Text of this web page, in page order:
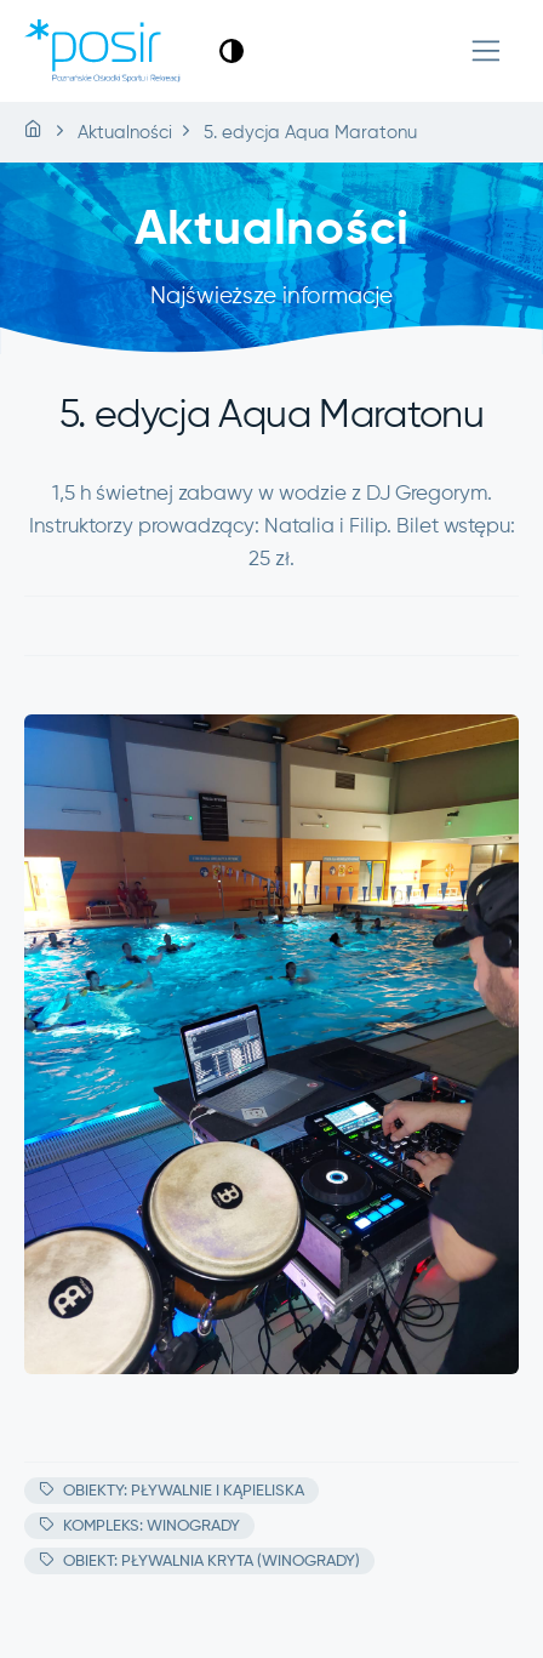
Aktualności 5. edycja Aqua Maratonu
Aktualności
Najświeższe informacje
5. edycja Aqua Maratonu
1,5 h świetnej zabawy w wodzie z DJ Gregorym.
Instruktorzy prowadzący: Natalia i Filip. Bilet wstępu:
25 zł.
OBIEKTY: PŁYWALNIE I KĄPIELISKA
KOMPLEKS: WINOGRADY
OBIEKT: PŁYWALNIA KRYTA (WINOGRADY)